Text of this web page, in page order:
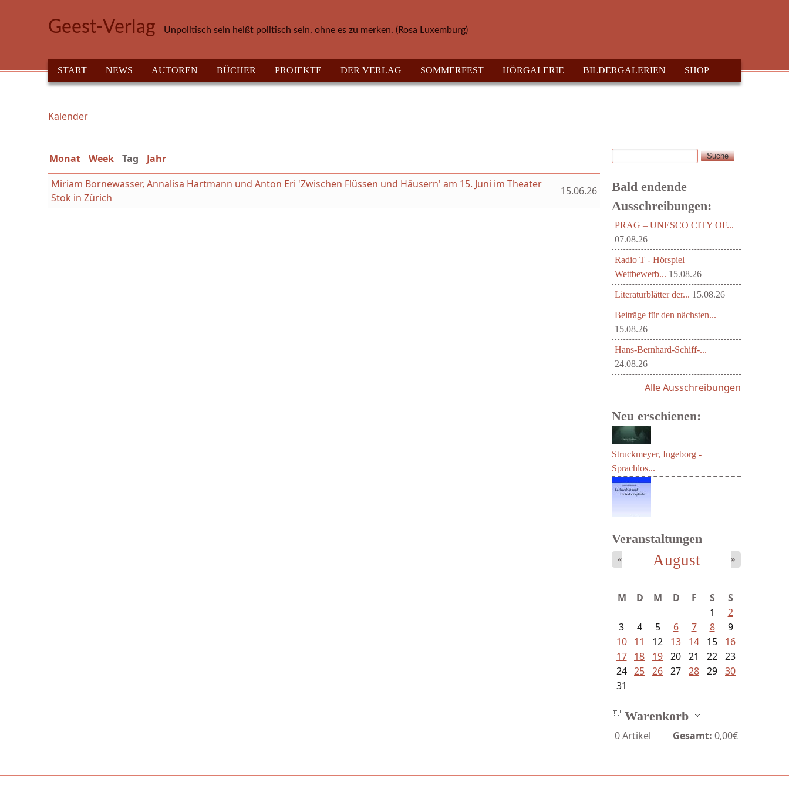
Geest-Verlag Unpolitisch sein heißt politisch sein, ohne es zu merken. (Rosa Luxemburg)
HAUPTMENÜ
START NEWS AUTOREN BÜCHER PROJEKTE DER VERLAG SOMMERFEST HÖRGALERIE BILDERGALERIEN SHOP
Sie sind hier
Kalender
Monat Week Tag (aktiver Reiter)
Jahr
Miriam Bornewasser, Annalisa Hartmann und Anton Eri 'Zwischen Flüssen und Häusern' am 15. Juni im Theater
Stok in Zürich
15.06.26
Suchformular
Suche
Bald endende
Ausschreibungen:
PRAG – UNESCO CITY OF...
07.08.26
Radio T - Hörspiel
Wettbewerb... 15.08.26
Literaturblätter der... 15.08.26
Beiträge für den nächsten...
15.08.26
Hans-Bernhard-Schiff-...
24.08.26
Alle Ausschreibungen
Neu erschienen:
Lachverbot...
Struckmeyer, Ingeborg -
Veranstaltungen
August
« »
M D M D F S
S
1
2
3
4 5 6 7 8
9
10
11 12 13 14 15
16
17
18 19 20 21 22 23
24 25 26 27 28 29 30
31
Warenkorb
0Artikel Gesamt: 0,00€